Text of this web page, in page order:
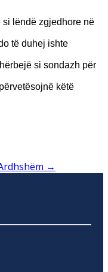
si lëndë zgjedhore në
të duhej ishte
si sondazh për
këtë
→